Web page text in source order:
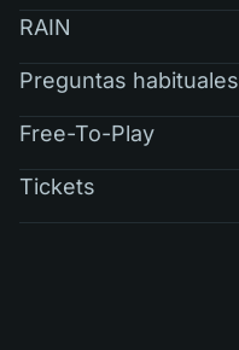
RAIN
Preguntas habituales
Free-To-Play
Tickets